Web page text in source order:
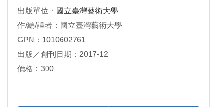
出版單位： 國立臺灣藝術大學
作/編/譯者：國立臺灣藝術大學
GPN：1010602761
出版／創刊日期：2017-12
價格：300